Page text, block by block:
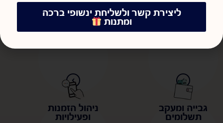
שירותים נוספים
מעקב לידים יצירת הצעות
גבייה ומעקב
תשלומים
ניהול הזמנות
ופעילויות
ליצירת קשר ולשליחת ינשופי ברכה
ומתנות